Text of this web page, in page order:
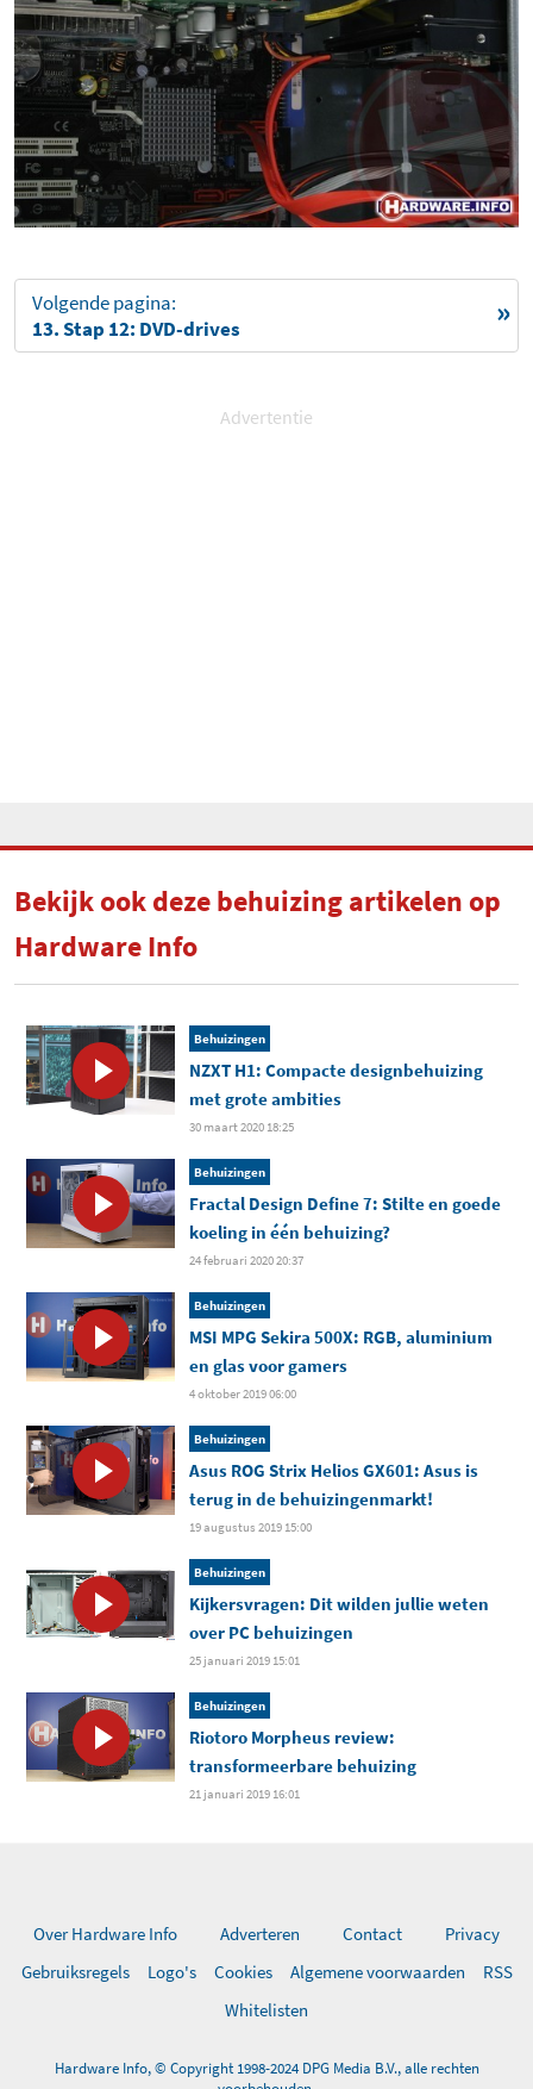
Volgende pagina:
13. Stap 12: DVD-drives
Advertentie
Bekijk ook deze behuizing artikelen op
Hardware Info
Behuizingen
NZXT H1: Compacte designbehuizing
met grote ambities
30 maart 2020 18:25
Behuizingen
Fractal Design Define 7: Stilte en goede
koeling in één behuizing?
24 februari 2020 20:37
Behuizingen
MSI MPG Sekira 500X: RGB, aluminium
en glas voor gamers
4 oktober 2019 06:00
Behuizingen
Asus ROG Strix Helios GX601: Asus is
terug in de behuizingenmarkt!
19 augustus 2019 15:00
Behuizingen
Kijkersvragen: Dit wilden jullie weten
over PC behuizingen
25 januari 2019 15:01
Behuizingen
Riotoro Morpheus review:
transformeerbare behuizing
21 januari 2019 16:01
Over Hardware Info Adverteren Contact
Privacy
Gebruiksregels
Logo's Cookies Algemene voorwaarden
RSS
Whitelisten
Hardware Info, © Copyright 1998-2024 DPG Media B.V., alle rechten